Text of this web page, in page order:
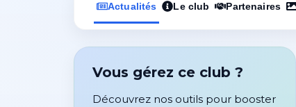
Actualités Le club Partenaires
Vous gérez ce club ?
Découvrez nos outils pour booster